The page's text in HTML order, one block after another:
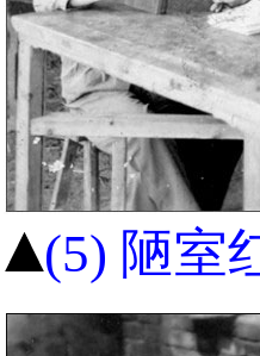
(5) 陋室